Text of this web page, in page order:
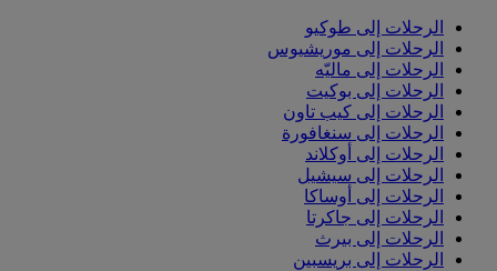
الرحلات إلى طوكيو
الرحلات إلى موريشيوس
الرحلات إلى ماليّه
الرحلات إلى بوكيت
الرحلات إلى كيب تاون
الرحلات إلى سنغافورة
الرحلات إلى أوكلاند
الرحلات إلى سيشيل
الرحلات إلى أوساكا
الرحلات إلى جاكرتا
الرحلات إلى بيرث
الرحلات إلى بريسبين